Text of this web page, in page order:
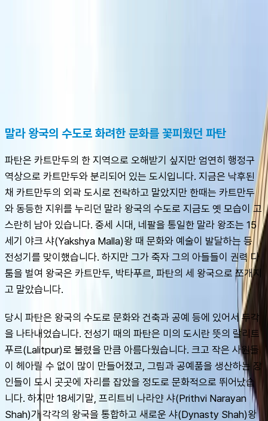
말라 왕국의 수도로 화려한 문화를 꽃피웠던 파탄
파탄은 카트만두의 한 지역으로 오해받기 싶지만 엄연히 행정구
역상으로 카트만두와 분리되어 있는 도시입니다. 지금은 낙후된
채 카트만두의 외곽 도시로 전락하고 말았지만 한때는 카트만두
와 동등한 지위를 누리던 말라 왕국의 수도로 지금도 옛 모습이 고
스란히 남아 있습니다. 중세 시대, 네팔을 통일한 말라 왕조는 15
세기 야크 샤(Yakshya Malla)왕 때 문화와 예술이 발달하는 등
전성기를 맞이했습니다. 하지만 그가 죽자 그의 아들들이 권력 다
툼을 벌여 왕국은 카트만두, 박타푸르, 파탄의 세 왕국으로 쪼개지
고 말았습니다.
당시 파탄은 왕국의 수도로 문화와 건축과 공예 등에 있어서 두각
을 나타내었습니다. 전성기 때의 파탄은 미의 도시란 뜻의 랄리트
푸르(Lalitpur)로 불렸을 만큼 아름다웠습니다. 크고 작은 사원들
이 헤아릴 수 없이 많이 만들어졌고, 그림과 공예품을 생산하는 장
인들이 도시 곳곳에 자리를 잡았을 정도로 문화적으로 뛰어났습
니다. 하지만 18세기말, 프리트비 나라얀 샤(Prithvi Narayan
Shah)가 각각의 왕국을 통합하고 새로운 샤(Dynasty Shah)왕